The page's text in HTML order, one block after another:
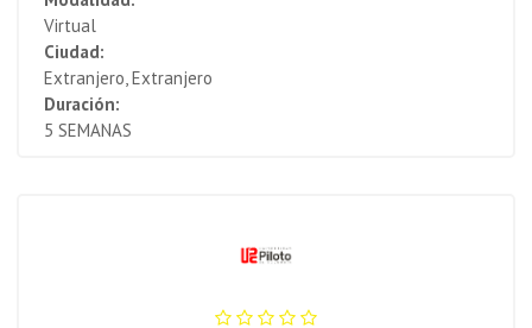
Virtual
Ciudad:
Extranjero, Extranjero
Duración:
5 SEMANAS